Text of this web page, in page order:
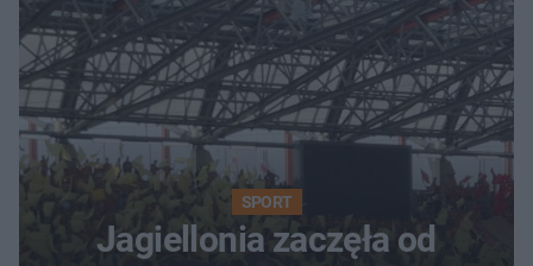
SPORT
Jagiellonia zaczęła od